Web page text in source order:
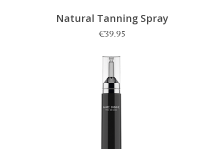
Natural Tanning Spray
€39.95